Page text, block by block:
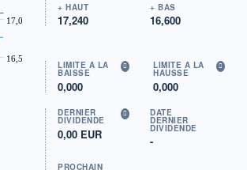
16,5
17,0
+ HAUT
17,240
+ BAS
16,600
LIMITE À LA
BAISSE
0,000
LIMITE À LA
HAUSSE
0,000
DERNIER
DIVIDENDE
0,00 EUR
DATE
DERNIER
DIVIDENDE
-
PROCHAIN